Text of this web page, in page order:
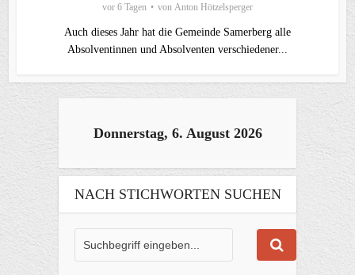
vor 6 Tagen von Anton Hötzelsperger
Auch dieses Jahr hat die Gemeinde Samerberg alle
Absolventinnen und Absolventen verschiedener...
Donnerstag, 6. August 2026
NACH STICHWORTEN SUCHEN